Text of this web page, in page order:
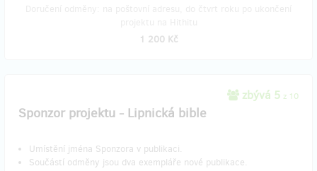
1 200 Kč
zbývá 5 z 10
Sponzor projektu - Lipnická bible
Umístění jména Sponzora v publikaci.
Součástí odměny jsou dva exempláře nové publikace.